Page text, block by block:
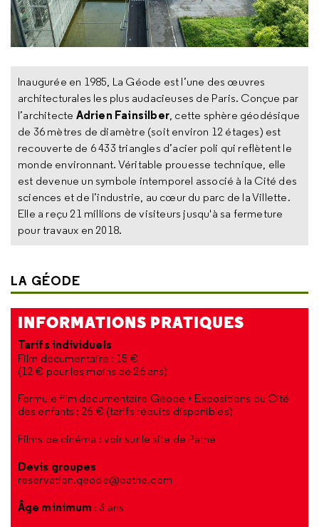
Inaugurée en 1985, La Géode est l’une des œuvres
architecturales les plus audacieuses de Paris. Conçue par
l’architecte Adrien Fainsilber, cette sphère géodésique
de 36 mètres de diamètre (soit environ 12 étages) est
recouverte de 6 433 triangles d’acier poli qui reflètent le
monde environnant. Véritable prouesse technique, elle
est devenue un symbole intemporel associé à la Cité des
sciences et de l’industrie, au cœur du parc de la Villette.
Elle a reçu 21 millions de visiteurs jusqu'à sa fermeture
pour travaux en 2018.
LA GÉODE
INFORMATIONS PRATIQUES
Tarifs individuels
Film documentaire : 15 €
(12 € pour les moins de 26 ans)
Formule film documentaire Géode + Expositions ou Cité
des enfants : 26 € (tarifs réduits disponibles)
Films de cinéma : voir sur le site de Pathé
Devis groupes
reservation.geode@pathe.com
Âge minimum : 3 ans